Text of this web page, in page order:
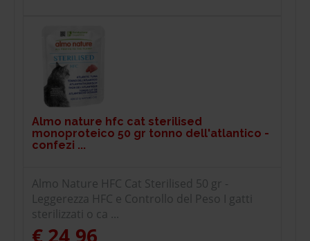
Almo nature hfc cat sterilised
monoproteico 50 gr tonno dell'atlantico -
confezi ...
Almo Nature HFC Cat Sterilised 50 gr -
Leggerezza HFC e Controllo del Peso I gatti
sterilizzati o ca ...
€ 24,96